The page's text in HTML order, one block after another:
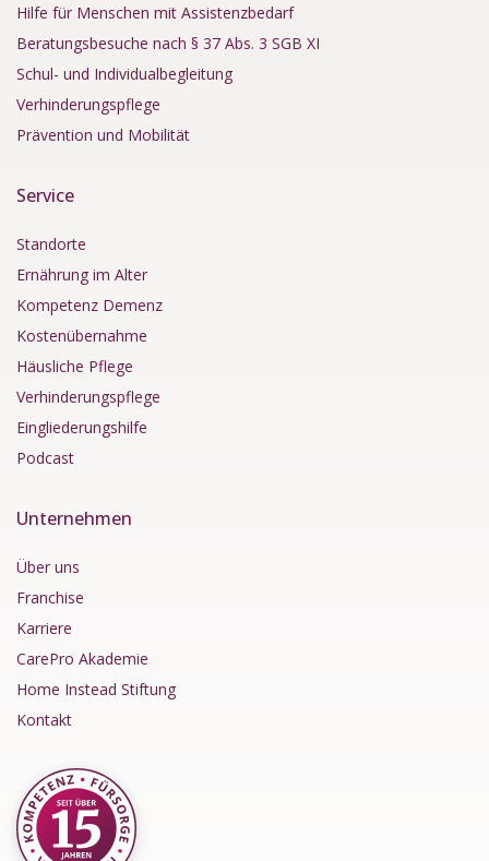
Hilfe für Menschen mit Assistenzbedarf
Beratungsbesuche nach § 37 Abs. 3 SGB XI
Schul- und Individualbegleitung
Verhinderungspflege
Prävention und Mobilität
Service
Standorte
Ernährung im Alter
Kompetenz Demenz
Kostenübernahme
Häusliche Pflege
Verhinderungspflege
Eingliederungshilfe
Podcast
Unternehmen
Über uns
Franchise
Karriere
CarePro Akademie
Home Instead Stiftung
Kontakt